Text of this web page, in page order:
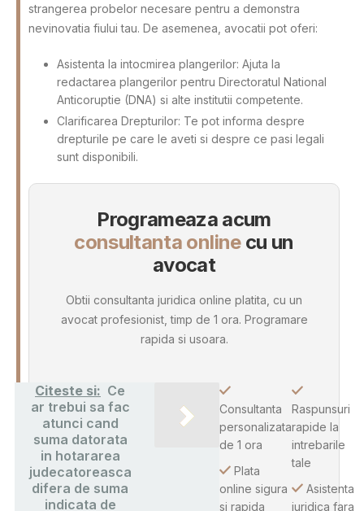
strangerea probelor necesare pentru a demonstra
nevinovatia fiului tau. De asemenea, avocatii pot oferi:
Asistenta la intocmirea plangerilor: Ajuta la
redactarea plangerilor pentru Directoratul National
Anticoruptie (DNA) si alte institutii competente.
Clarificarea Drepturilor: Te pot informa despre
drepturile pe care le aveti si despre ce pasi legali
sunt disponibili.
Programeaza acum
consultanta onlinecu un
avocat
Obtii consultanta juridica online platita, cu un
avocat profesionist, timp de 1 ora. Programare
rapida si usoara.
Citeste si: Ce
ar trebui sa fac
atunci cand
suma datorata
in hotararea
judecatoreasca
difera de suma
indicata de
Consultanta
personalizata
de 1 ora
Plata
online sigura
si rapida
Raspunsuri
rapide la
intrebarile
tale
Asistenta
juridica fara